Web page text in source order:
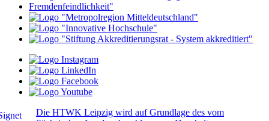
Die HTWK Leipzig wird auf Grundlage des vom